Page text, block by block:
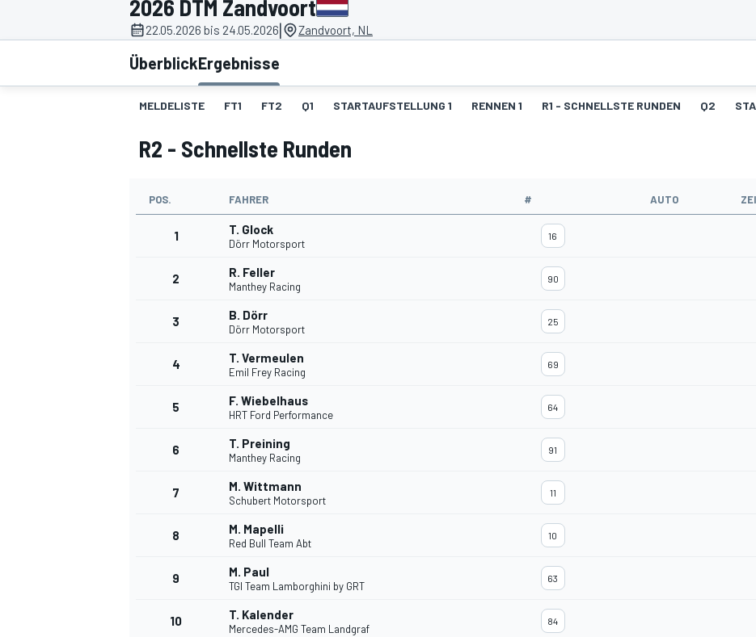
MOTOGP
2026 DTM Zandvoort
22.05.2026 bis 24.05.2026| Zandvoort, NL
ÜberblickErgebnisse
MELDELISTE FT1 FT2 Q1 STARTAUFSTELLUNG 1 RENNEN 1 R1 - SCHNELLSTE RUNDEN Q2
R2 - Schnellste Runden
POS. FAHRER # AUTO
1 T. Glock
Dörr Motorsport
16
2 R. Feller
Manthey Racing
90
3 B. Dörr
Dörr Motorsport
25
4 T. Vermeulen
Emil Frey Racing
69
5 F. Wiebelhaus
HRT Ford Performance
64
6 T. Preining
Manthey Racing
91
7 M. Wittmann
Schubert Motorsport
11
8 M. Mapelli
Red Bull Team Abt
10
9 M. Paul
TGI Team Lamborghini by GRT
63
10 T. Kalender
Mercedes-AMG Team Landgraf
84